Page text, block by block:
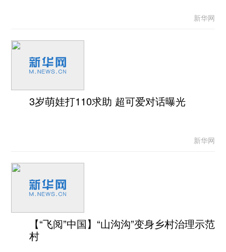
新华网
3岁萌娃打110求助 超可爱对话曝光
新华网
【“飞阅”中国】“山沟沟”变身乡村治理示范
村